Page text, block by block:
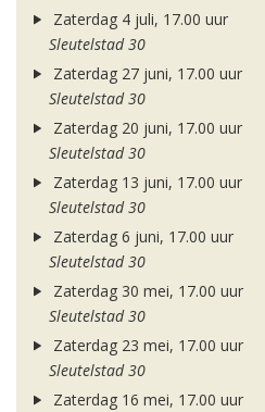
Zaterdag 4 juli, 17.00 uur
Sleutelstad 30
Zaterdag 27 juni, 17.00 uur
Sleutelstad 30
Zaterdag 20 juni, 17.00 uur
Sleutelstad 30
Zaterdag 13 juni, 17.00 uur
Sleutelstad 30
Zaterdag 6 juni, 17.00 uur
Sleutelstad 30
Zaterdag 30 mei, 17.00 uur
Sleutelstad 30
Zaterdag 23 mei, 17.00 uur
Sleutelstad 30
Zaterdag 16 mei, 17.00 uur